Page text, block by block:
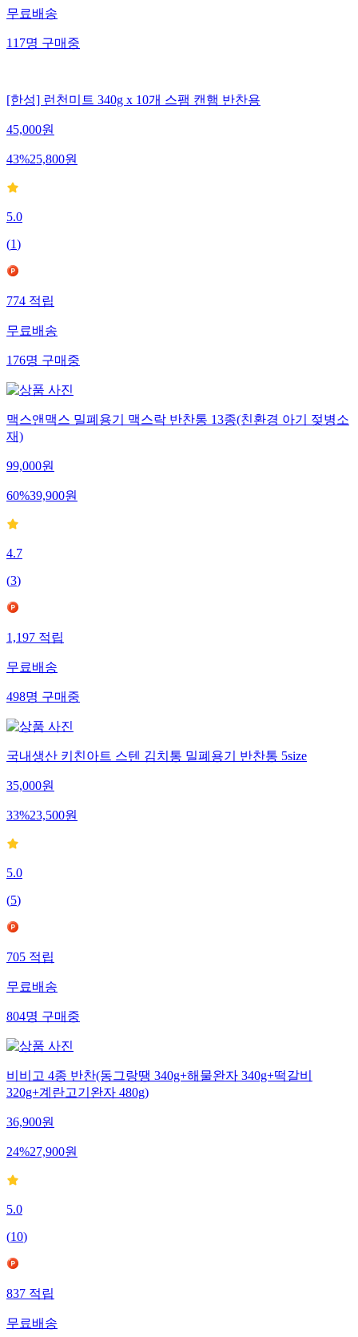
무료배송
117명 구매중
[한성] 런천미트 340g x 10개 스팸 캔햄 반찬용
45,000원
43%25,800원
5.0
(1)
774적립
무료배송
176명구매중
맥스앤맥스 밀폐용기 맥스락 반찬통 13종(친환경 아기 젖병소
재)
99,000원
60%39,900원
4.7
(3)
1,197적립
무료배송
498명구매중
국내생산 키친아트 스텐 김치통 밀폐용기 반찬통 5size
35,000원
33%23,500원
5.0
(5)
705적립
무료배송
804명구매중
비비고 4종 반찬(동그랑땡 340g+해물완자 340g+떡갈비
320g+계란고기완자 480g)
36,900원
24%27,900원
5.0
(10)
837적립
무료배송